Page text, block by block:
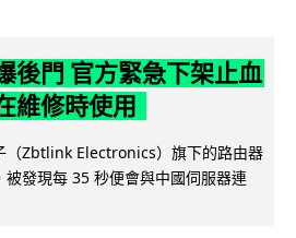
後門 官方緊急下架止血
維修時使用
（Zbtlink Electronics）旗下的路由器
被發現每 35 秒便會與中國伺服器連